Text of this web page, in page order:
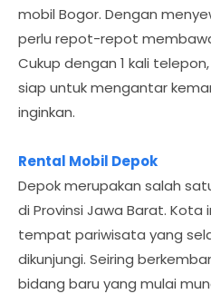
mobil Bogor. Dengan
perlu repot-repot
Cukup dengan 1 kali
siap untuk mengantar
inginkan.
Rental Mobil Depok
Depok merupakan salah
di Provinsi Jawa Barat.
tempat pariwisata yang
dikunjungi. Seiring
bidang baru yang mulai